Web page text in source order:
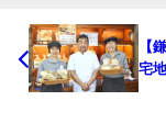
【
宅